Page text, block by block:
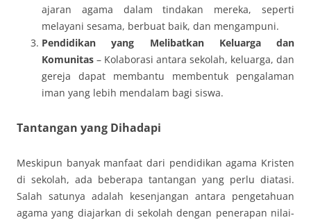
ajaran agama dalam tindakan mereka, seperti
melayani sesama, berbuat baik, dan mengampuni.
Pendidikan yang Melibatkan Keluarga dan
Komunitas – Kolaborasi antara sekolah, keluarga, dan
gereja dapat membantu membentuk pengalaman
iman yang lebih mendalam bagi siswa.
Tantangan yang Dihadapi
Meskipun banyak manfaat dari pendidikan agama Kristen
di sekolah, ada beberapa tantangan yang perlu diatasi.
Salah satunya adalah kesenjangan antara pengetahuan
agama yang diajarkan di sekolah dengan penerapan nilai-